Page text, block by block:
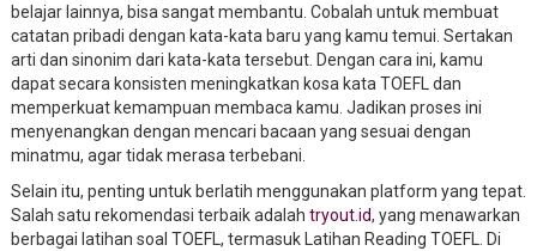
belajar lainnya, bisa sangat membantu. Cobalah untuk membuat
catatan pribadi dengan kata-kata baru yang kamu temui. Sertakan
arti dan sinonim dari kata-kata tersebut. Dengan cara ini, kamu
dapat secara konsisten meningkatkan kosa kata TOEFL dan
memperkuat kemampuan membaca kamu. Jadikan proses ini
menyenangkan dengan mencari bacaan yang sesuai dengan
minatmu, agar tidak merasa terbebani.
Selain itu, penting untuk berlatih menggunakan platform yang tepat.
Salah satu rekomendasi terbaik adalah tryout.id, yang menawarkan
berbagai latihan soal TOEFL, termasuk Latihan Reading TOEFL. Di